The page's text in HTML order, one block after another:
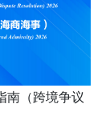
南（跨境争议